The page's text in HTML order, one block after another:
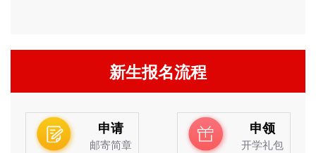
新生报名流程
申请
邮寄简章
申领
开学礼包